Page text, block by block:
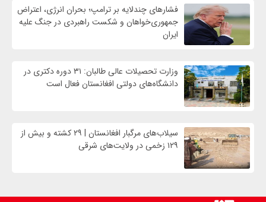
فشارهای چندلایه بر ترامپ؛ بحران انرژی، اعتراض
جمهوری‌خواهان و شکست راهبردی در جنگ علیه
ایران
وزارت تحصیلات عالی طالبان: ۳۱ دوره دکتری در
دانشگاه‌های دولتی افغانستان فعال است
سیلاب‌های مرگبار افغانستان | ۲۹ کشته و بیش از
۱۲۹ زخمی در ولایت‌های شرقی